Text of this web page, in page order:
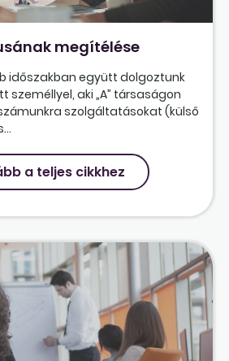
megítélése
időszakban együtt dolgoztunk
aki „A” társaságon
szolgáltatásokat (külső
a teljes cikkhez